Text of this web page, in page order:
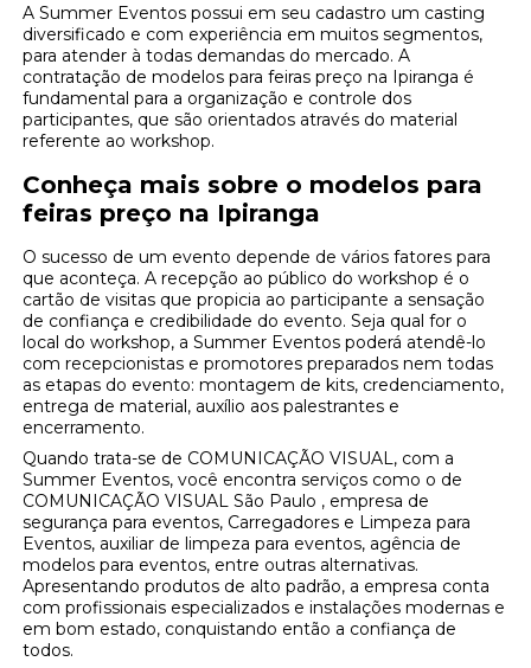
A Summer Eventos possui em seu cadastro um casting
diversificado e com experiência em muitos segmentos,
para atender à todas demandas do mercado. A
contratação de modelos para feiras preço na Ipiranga é
fundamental para a organização e controle dos
participantes, que são orientados através do material
referente ao workshop.
Conheça mais sobre o modelos para
feiras preço na Ipiranga
O sucesso de um evento depende de vários fatores para
que aconteça. A recepção ao público do workshop é o
cartão de visitas que propicia ao participante a sensação
de confiança e credibilidade do evento. Seja qual for o
local do workshop, a Summer Eventos poderá atendê-lo
com recepcionistas e promotores preparados nem todas
as etapas do evento: montagem de kits, credenciamento,
entrega de material, auxílio aos palestrantes e
encerramento.
Quando trata-se de COMUNICAÇÃO VISUAL, com a
Summer Eventos, você encontra serviços como o de
COMUNICAÇÃO VISUAL São Paulo , empresa de
segurança para eventos, Carregadores e Limpeza para
Eventos, auxiliar de limpeza para eventos, agência de
modelos para eventos, entre outras alternativas.
Apresentando produtos de alto padrão, a empresa conta
com profissionais especializados e instalações modernas e
em bom estado, conquistando então a confiança de
todos.